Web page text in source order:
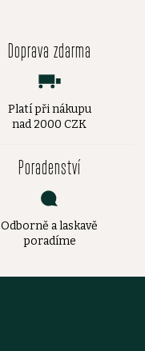
Doprava zdarma
Platí při nákupu
nad 2000 CZK
Poradenství
Odborně a laskavě
poradíme